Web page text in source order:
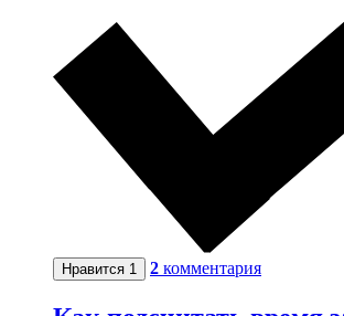
Нравится 1 2 комментария